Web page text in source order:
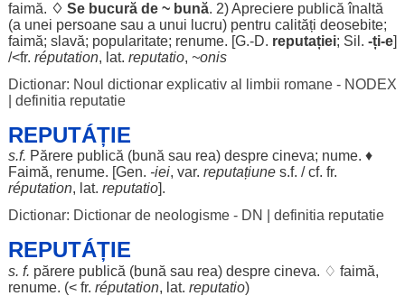
faimă. ♢ Se bucurăde ~ bună. 2)Apreciere publică înaltă
(a unei persoanesau a unui lucru) pentru calități deosebite;
faimă; slavă; popularitate; renume. [G.-D. reputației; Sil . -ți-e]
/<fr. réputation, lat. reputatio, ~onis
Dictionar: Noul dictionar explicativ al limbii romane - NODEX
definitia reputatie
REPUTÁȚIE
s.f. Părere publică (bună sau rea) desprecineva; nume. ♦
Faimă, renume. [Gen. -iei, var. reputațiunes.f. / cf. fr.
réputation, lat. reputatio].
Dictionar: Dictionar de neologisme - DN
definitia reputatie
REPUTÁȚIE
s. f. părere publică (bună sau rea) desprecineva. ♢ faimă,
renume. (< fr. réputation, lat. reputatio)